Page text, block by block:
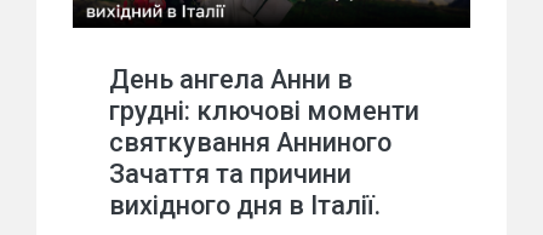
День ангела Анни в
грудні: ключові моменти
святкування Анниного
Зачаття та причини
вихідного дня в Італії.